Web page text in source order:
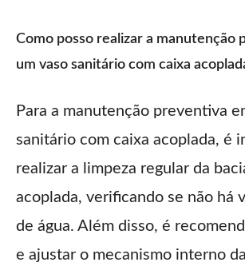
Como posso realizar a manutenção
um vaso sanitário com caixa
Para a manutenção preventiva
sanitário com caixa acoplada, é
realizar a limpeza regular da
acoplada, verificando se não há
de água. Além disso, é
e ajustar o mecanismo interno